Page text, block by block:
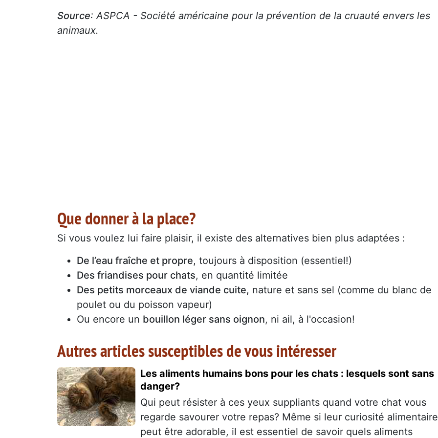
Source: ASPCA - Société américaine pour la prévention de la cruauté envers les
animaux.
Que donner à la place?
Si vous voulez lui faire plaisir, il existe des alternatives bien plus adaptées :
De l’eau fraîche et propre, toujours à disposition (essentiel!)
Des friandises pour chats, en quantité limitée
Des petits morceaux de viande cuite, nature et sans sel (comme du blanc de
poulet ou du poisson vapeur)
Ou encore un bouillon léger sans oignon, ni ail, à l'occasion!
Autres articles susceptibles de vous intéresser
Les aliments humains bons pour les chats : lesquels sont sans
danger?
Qui peut résister à ces yeux suppliants quand votre chat vous
regarde savourer votre repas? Même si leur curiosité alimentaire
peut être adorable, il est essentiel de savoir quels aliments